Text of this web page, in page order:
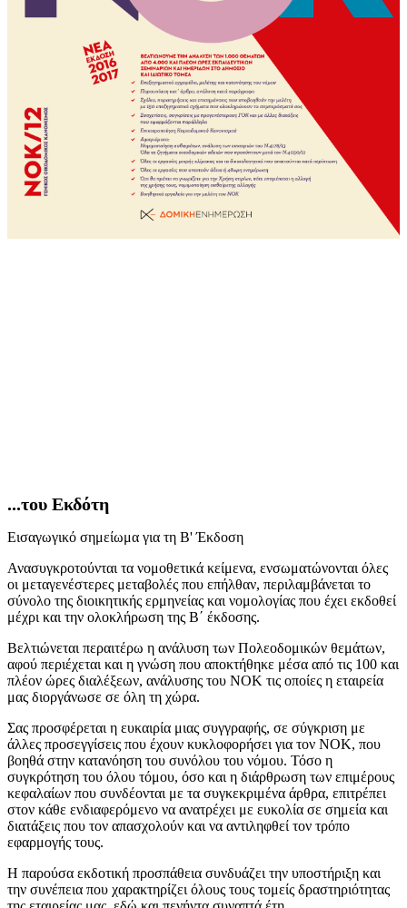
...του Εκδότη
Εισαγωγικό σημείωμα για τη Β' Έκδοση
Ανασυγκροτούνται τα νομοθετικά κείμενα, ενσωματώνονται όλες
οι μεταγενέστερες μεταβολές που επήλθαν, περιλαμβάνεται το
σύνολο της διοικητικής ερμηνείας και νομολογίας που έχει εκδοθεί
μέχρι και την ολοκλήρωση της Β΄ έκδοσης.
Βελτιώνεται περαιτέρω η ανάλυση των Πολεοδομικών θεμάτων,
αφού περιέχεται και η γνώση που αποκτήθηκε μέσα από τις 100 και
πλέον ώρες διαλέξεων, ανάλυσης του ΝΟΚ τις οποίες η εταιρεία
μας διοργάνωσε σε όλη τη χώρα.
Σας προσφέρεται η ευκαιρία μιας συγγραφής, σε σύγκριση με
άλλες προσεγγίσεις που έχουν κυκλοφορήσει για τον ΝΟΚ, που
βοηθά στην κατανόηση του συνόλου του νόμου. Τόσο η
συγκρότηση του όλου τόμου, όσο και η διάρθρωση των επιμέρους
κεφαλαίων που συνδέονται με τα συγκεκριμένα άρθρα, επιτρέπει
στον κάθε ενδιαφερόμενο να ανατρέχει με ευκολία σε σημεία και
διατάξεις που τον απασχολούν και να αντιληφθεί τον τρόπο
εφαρμογής τους.
Η παρούσα εκδοτική προσπάθεια συνδυάζει την υποστήριξη και
την συνέπεια που χαρακτηρίζει όλους τους τομείς δραστηριότητας